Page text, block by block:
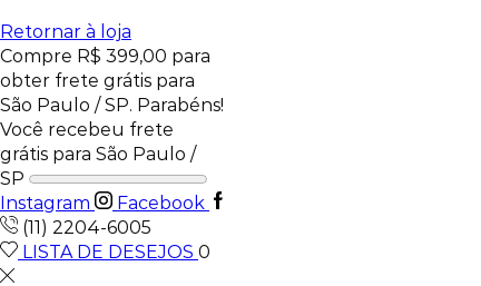
Retornar à loja
Compre R$ 399,00 para
obter frete grátis para
São Paulo / SP. Parabéns!
Você recebeu frete
grátis para São Paulo /
SP
Instagram
Facebook
(11) 2204-6005
LISTA DE DESEJOS 0